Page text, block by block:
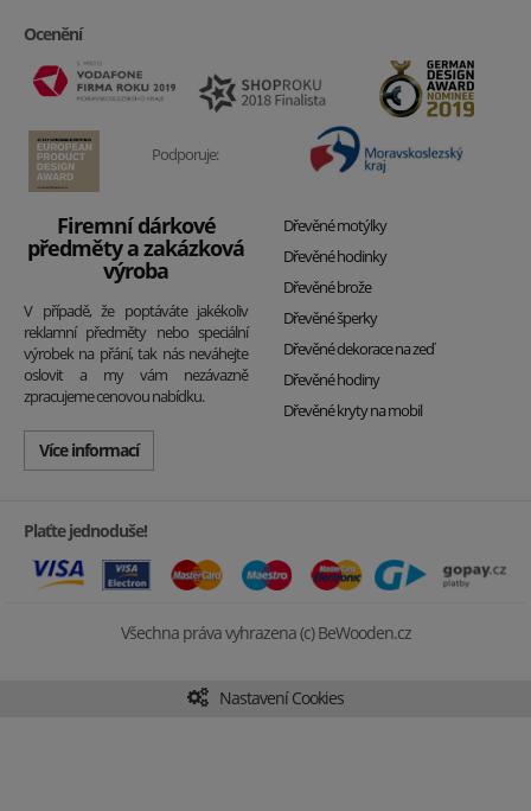
Ocenění
Podporuje:
Firemní dárkové
předměty a zakázková
výroba
V případě, že poptáváte jakékoliv
reklamní předměty nebo speciální
výrobek na přání, tak nás neváhejte
oslovit a my vám nezávazně
zpracujeme cenovou nabídku.
Více informací
Dřevěné motýlky
Dřevěné hodinky
Dřevěné brože
Dřevěné šperky
Dřevěné dekorace na zeď
Dřevěné hodiny
Dřevěné kryty na mobil
Plaťte jednoduše!
Všechna práva vyhrazena (c) BeWooden.cz
Nastavení Cookies